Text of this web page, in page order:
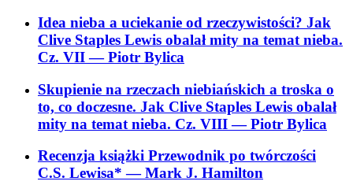
Idea nieba a uciekanie od rzeczywistości? Jak
Clive Staples Lewis obalał mity na temat nieba.
Cz. VII— Piotr Bylica
Skupienie na rzeczach niebiańskich a troska o
to, co doczesne. Jak Clive Staples Lewis obalał
mity na temat nieba. Cz. VIII— Piotr Bylica
Recenzja książki Przewodnik po twórczości
C.S. Lewisa*— Mark J. Hamilton